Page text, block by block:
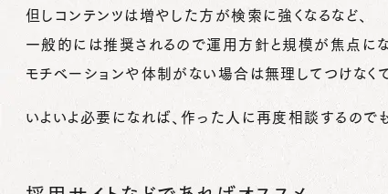
但しコンテンツは増やした方が検索に強くなるなど、
一般的には推奨されるので運用方針と規模が焦点にな
モチベーションや体制がない場合は無理してつけなく
いよいよ必要になれば、作った人に再度相談するのでも